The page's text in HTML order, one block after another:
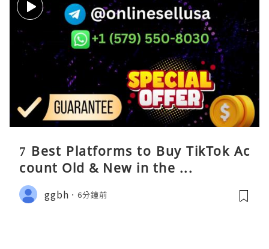
7 Best Platforms to Buy TikTok Ac
count Old & New in the ...
ggbh 6分鐘前